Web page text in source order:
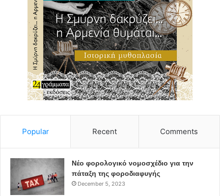
Popular Recent Comments
Νέο φορολογικό νομοσχέδιο για την
πάταξη της φοροδιαφυγής
December 5, 2023